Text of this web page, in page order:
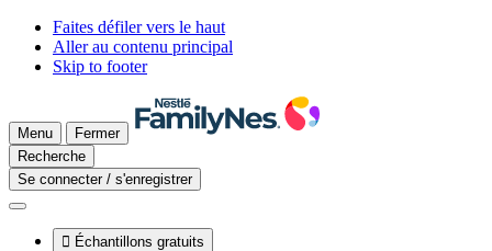
Faites défiler vers le haut
Aller au contenu principal
Skip to footer
Menu
Fermer
Recherche
Se connecter / s'enregistrer
 Échantillons gratuits